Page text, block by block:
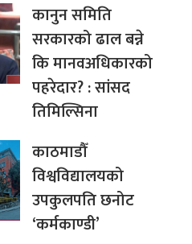
कानुन समिति
सरकारको ढाल बन्ने
कि मानवअधिकारको
पहरेदार? : सांसद
तिमिल्सिना
काठमाडौँ
विश्वविद्यालयको
उपकुलपति छनोट
‘कर्मकाण्डी’